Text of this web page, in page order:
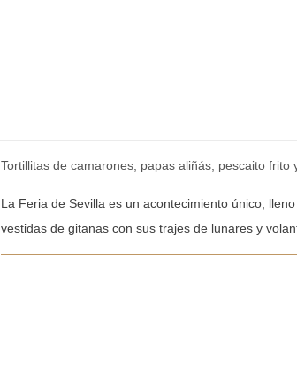
Tortillitas de camarones, papas aliñás, pescaito frito
La Feria de Sevilla es un acontecimiento único,
vestidas de gitanas con sus trajes de lunares y